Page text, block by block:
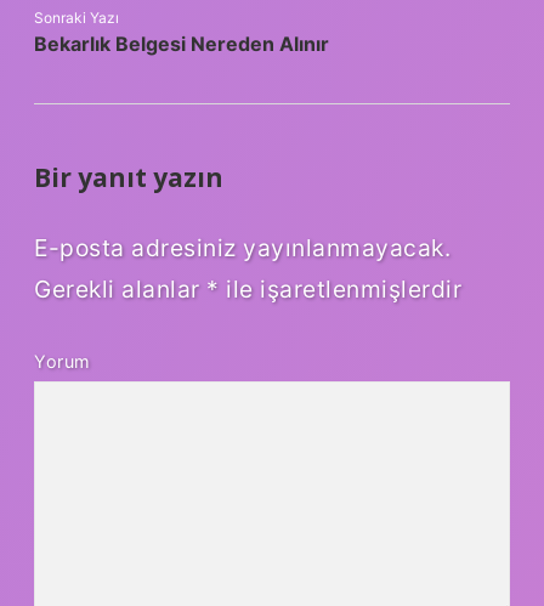
Sonraki Yazı
Bekarlık Belgesi Nereden Alınır
Bir yanıt yazın
E-posta adresiniz yayınlanmayacak.
Gerekli alanlar * ile işaretlenmişlerdir
Yorum